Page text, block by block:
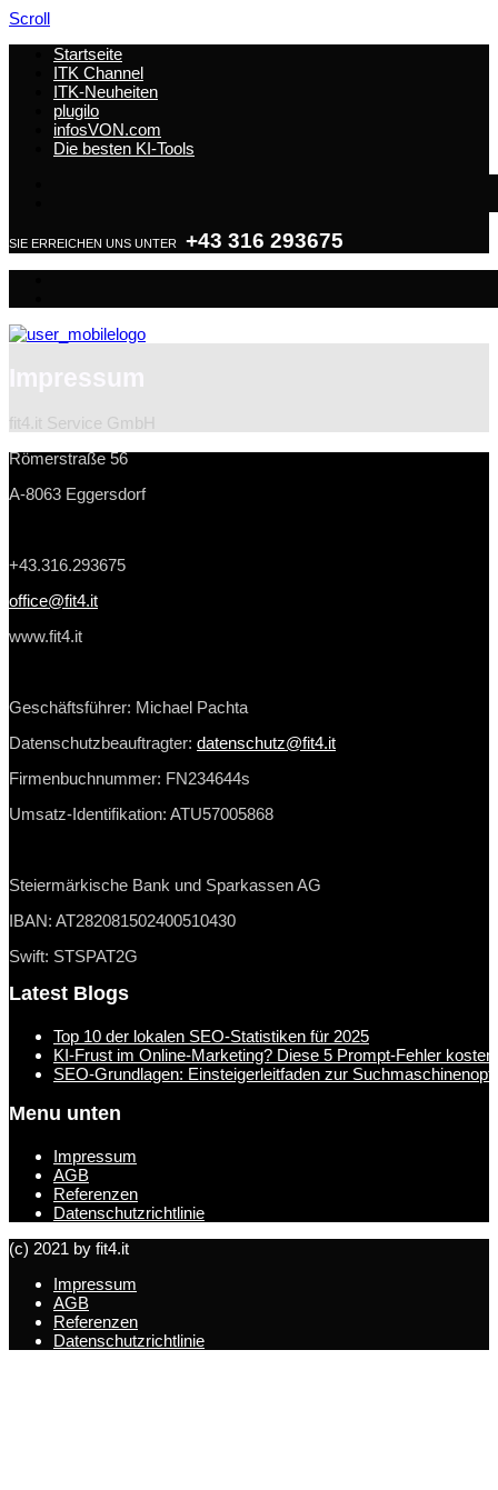
Scroll
Startseite
ITK Channel
ITK-Neuheiten
plugilo
infosVON.com
Die besten KI-Tools
SIE ERREICHEN UNS UNTER +43 316 293675
Impressum
fit4.it Service GmbH
Römerstraße 56
A-8063 Eggersdorf
+43.316.293675
office@fit4.it
www.fit4.it
Geschäftsführer: Michael Pachta
Datenschutzbeauftragter: datenschutz@fit4.it
Firmenbuchnummer: FN234644s
Umsatz-Identifikation: ATU57005868
Steiermärkische Bank und Sparkassen AG
IBAN: AT282081502400510430
Swift: STSPAT2G
Latest Blogs
Top 10 der lokalen SEO-Statistiken für 2025
KI-Frust im Online-Marketing? Diese 5 Prompt-Fehler
SEO-Grundlagen: Einsteigerleitfaden zur
Menu unten
Impressum
AGB
Referenzen
Datenschutzrichtlinie
(c) 2021 by fit4.it
Impressum
AGB
Referenzen
Datenschutzrichtlinie